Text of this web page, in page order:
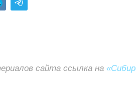
сайта ссылка на